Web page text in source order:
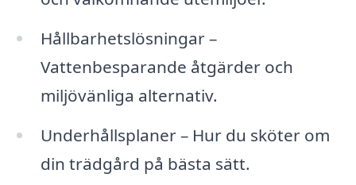
Hållbarhetslösningar –
Vattenbesparande åtgärder och
miljövänliga alternativ.
Underhållsplaner – Hur du sköter om
din trädgård på bästa sätt.